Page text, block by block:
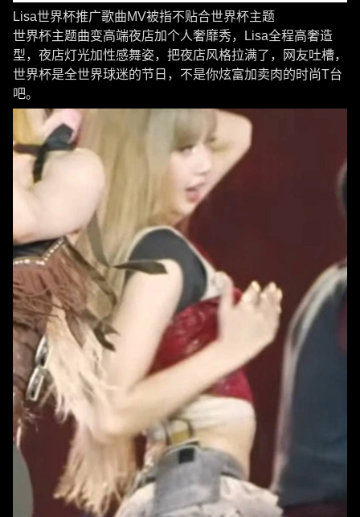
Lisa世界杯推广歌曲MV被指不贴合世界杯主题
世界杯主题曲变高端夜店加个人奢靡秀，Lisa全程高奢造
型，夜店灯光加性感舞姿，把夜店风格拉满了，网友吐槽，
世界杯是全世界球迷的节日，不是你炫富加卖肉的时尚T台
吧。